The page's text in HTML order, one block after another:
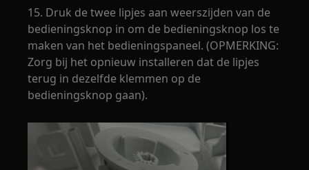
15. Druk de twee lipjes aan weerszijden van de
bedieningsknop in om de bedieningsknop los te
maken van het bedieningspaneel. (OPMERKING:
Zorg bij het opnieuw installeren dat de lipjes
terug in dezelfde klemmen op de
bedieningsknop gaan).